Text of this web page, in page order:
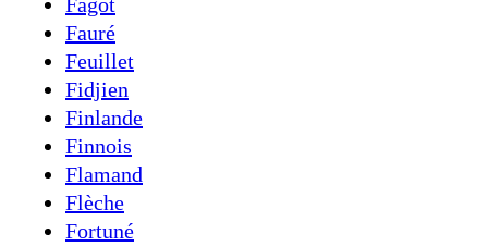
Fauré
Feuillet
Fidjien
Finlande
Finnois
Flamand
Flèche
Fortuné